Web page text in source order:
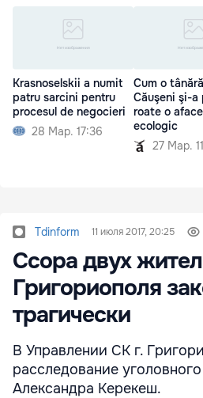
Krasnoselskii a numit
patru sarcini pentru
procesul de negocieri
28 Мар. 17:36
Cum o
Căuşeni şi-a
roate o
ecologic
27 Мар.
Tdinform 11 июля 2017, 20:25
Ссора двух
Григориополя
трагически
В Управлении СК г.
расследование
Александра Керекеш.